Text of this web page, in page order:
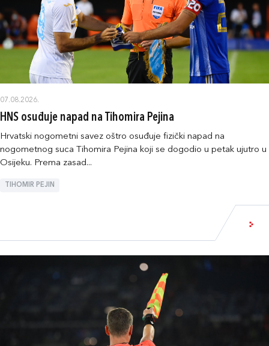
07.08.2026.
HNS osuđuje napad na Tihomira Pejina
Hrvatski nogometni savez oštro osuđuje fizički napad na
nogometnog suca Tihomira Pejina koji se dogodio u petak ujutro u
Osijeku. Prema zasad...
TIHOMIR PEJIN